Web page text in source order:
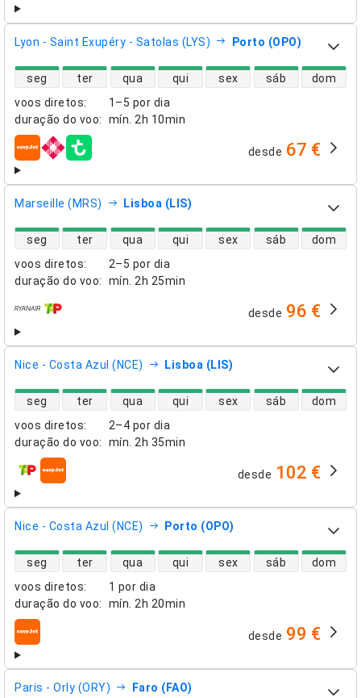
Lyon - Saint Exupéry - Satolas (LYS) Porto (OPO)
voos diretos:
1–5 por dia
duração do voo: mín. 2h 10min
disponibilidade de voos diretos
seg ter qua qui sex sáb dom
companhias aéreas desde 67 €
Marseille (MRS) Lisboa (LIS)
voos diretos:
2–5 por dia
duração do voo: mín. 2h 25min
disponibilidade de voos diretos
seg ter qua qui sex sáb dom
companhias aéreas desde 96 €
Nice - Costa Azul (NCE) Lisboa (LIS)
voos diretos:
2–4 por dia
duração do voo: mín. 2h 35min
disponibilidade de voos diretos
seg ter qua qui sex sáb dom
companhias aéreas desde 102 €
Nice - Costa Azul (NCE) Porto (OPO)
voos diretos:
1 por dia
duração do voo: mín. 2h 20min
disponibilidade de voos diretos
seg ter qua qui sex sáb dom
companhias aéreas desde 99 €
Paris - Orly (ORY) Faro (FAO)